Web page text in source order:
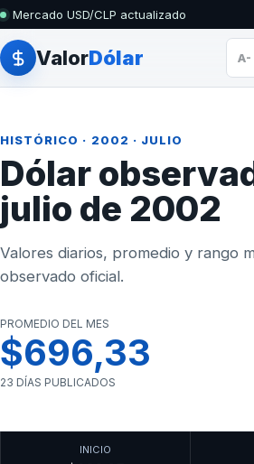
Mercado USD/CLP actualizado
ValorDólar A-
HISTÓRICO · 2002 · JULIO
Dólar
julio de 2002
Valores diarios, promedio y rango
observado oficial.
PROMEDIO DEL MES
$696,33
23 DÍAS PUBLICADOS
INICIO